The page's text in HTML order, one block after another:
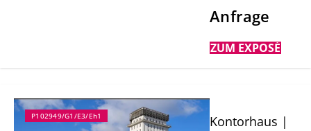
Anfrage
ZUM EXPOSÉ
P102949/G1/E3/Eh1
Kontorhaus |